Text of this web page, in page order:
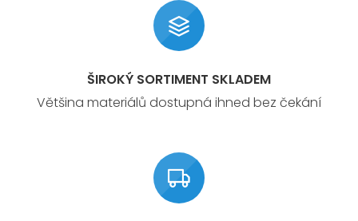
ŠIROKÝ SORTIMENT SKLADEM
Většina materiálů dostupná ihned bez čekání